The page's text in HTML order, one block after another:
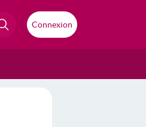
Connexion